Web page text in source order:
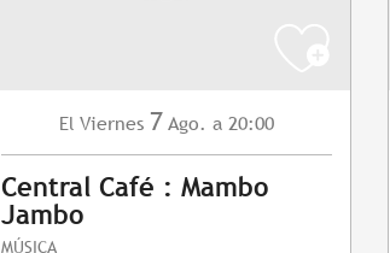
El Viernes 7 Ago. a 20:00
Central Café : Mambo
Jambo
MÚSICA